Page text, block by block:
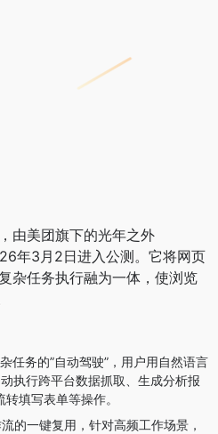
由美团旗下的光年之外
年3月2日进入公测。它将网页
杂任务执行融为一体，使浏览
杂任务的”自动驾驶”，用户用自然语言
执行跨平台数据抓取、生成分析报
填写表单等操作。
流的一键复用，针对高频工作场景，